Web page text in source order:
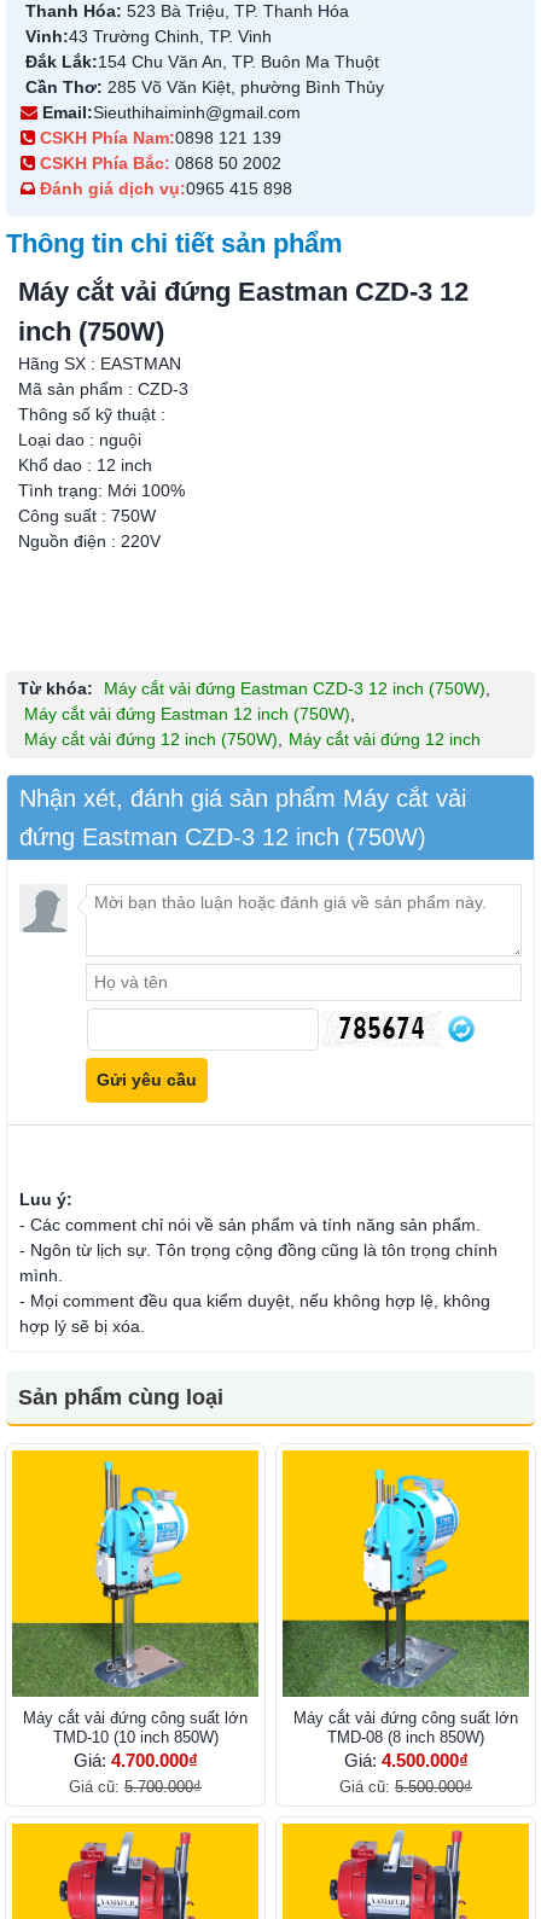
Thanh Hóa: 523 Bà Triệu, TP. Thanh Hóa
Vinh:43 Trường Chinh, TP. Vinh
Đắk Lắk:154 Chu Văn An, TP. Buôn Ma Thuột
Cần Thơ: 285 Võ Văn Kiệt, phường Bình Thủy
Email:Sieuthihaiminh@gmail.com
CSKH Phía Nam:0898 121 139
CSKH Phía Bắc: 0868 50 2002
Đánh giá dịch vụ:0965 415 898
Thông tin chi tiết sản phẩm
Máy cắt vải đứng Eastman CZD-3 12
inch (750W)
Hãng SX : EASTMAN
Mã sản phẩm : CZD-3
Thông số kỹ thuật :
Loại dao : nguội
Khổ dao : 12 inch
Tình trạng: Mới 100%
Công suất : 750W
Nguồn điện : 220V
Từ khóa: Máy cắt vải đứng Eastman CZD-3 12 inch (750W),
Máy cắt vải đứng Eastman 12 inch (750W),
Máy cắt vải đứng 12 inch (750W), Máy cắt vải đứng 12 inch
Nhận xét, đánh giá sản phẩm Máy cắt vải
đứng Eastman CZD-3 12 inch (750W)
Luu ý:
- Các comment chỉ nói về sản phẩm và tính năng sản phẩm.
- Ngôn từ lịch sự. Tôn trọng cộng đồng cũng là tôn trọng chính
mình.
- Mọi comment đều qua kiểm duyệt, nếu không hợp lệ, không
hợp lý sẽ bị xóa.
Sản phẩm cùng loại
Máy cắt vải đứng công suất lớn
TMD-10 (10 inch 850W)
Giá: 4.700.000₫
Giá cũ: 5.700.000₫
Máy cắt vải đứng công suất lớn
TMD-08 (8 inch 850W)
Giá: 4.500.000₫
Giá cũ: 5.500.000₫